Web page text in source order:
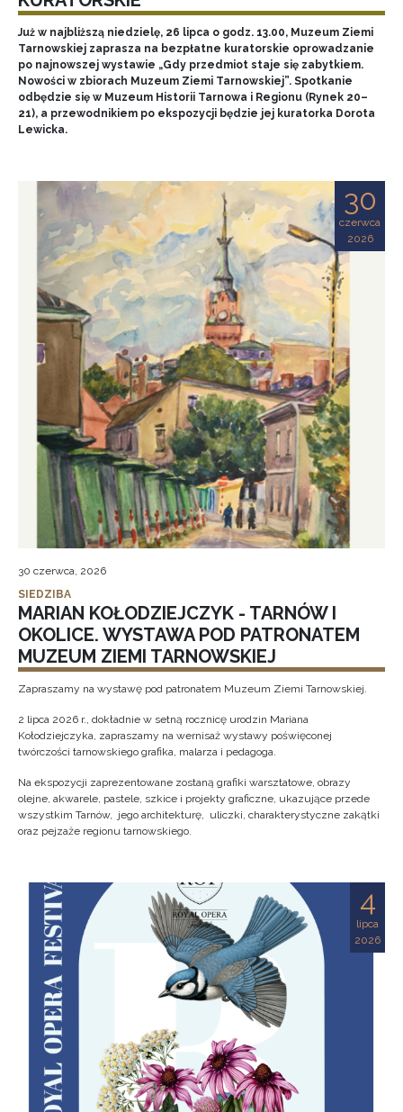
Już w najbliższą niedzielę, 26 lipca o godz. 13.00, Muzeum Ziemi
Tarnowskiej zaprasza na bezpłatne kuratorskie oprowadzanie
po najnowszej wystawie „Gdy przedmiot staje się zabytkiem.
Nowości w zbiorach Muzeum Ziemi Tarnowskiej”. Spotkanie
odbędzie się w Muzeum Historii Tarnowa i Regionu (Rynek 20–
21), a przewodnikiem po ekspozycji będzie jej kuratorka Dorota
Lewicka.
30
czerwca
2026
30 czerwca, 2026
SIEDZIBA
MARIAN KOŁODZIEJCZYK - TARNÓW I
OKOLICE. WYSTAWA POD PATRONATEM
MUZEUM ZIEMI TARNOWSKIEJ
Zapraszamy na wystawę pod patronatem Muzeum Ziemi Tarnowskiej.
2 lipca 2026 r., dokładnie w setną rocznicę urodzin Mariana
Kołodziejczyka, zapraszamy na wernisaż wystawy poświęconej
twórczości tarnowskiego grafika, malarza i pedagoga.
Na ekspozycji zaprezentowane zostaną grafiki warsztatowe, obrazy
olejne, akwarele, pastele, szkice i projekty graficzne, ukazujące przede
wszystkim Tarnów, jego architekturę, uliczki, charakterystyczne zakątki
oraz pejzaże regionu tarnowskiego.
4
lipca
2026